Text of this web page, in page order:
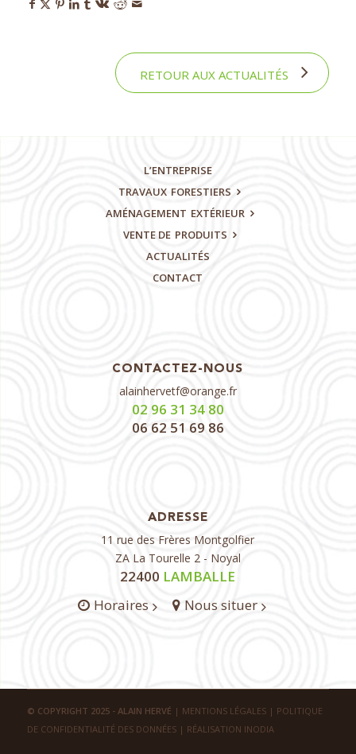
RETOUR AUX ACTUALITÉS
L’ENTREPRISE
TRAVAUX FORESTIERS
AMÉNAGEMENT EXTÉRIEUR
VENTE DE PRODUITS
ACTUALITÉS
CONTACT
CONTACTEZ-NOUS
alainhervetf@orange.fr
02 96 31 34 80
06 62 51 69 86
ADRESSE
11 rue des Frères Montgolfier
ZA La Tourelle 2 - Noyal
22400 LAMBALLE
Horaires
Nous situer
© COPYRIGHT 2025 - ALAIN HERVÉ | MENTIONS LÉGALES| POLITIQUE
DE CONFIDENTIALITÉ DES DONNÉES| RÉALISATION INODIA